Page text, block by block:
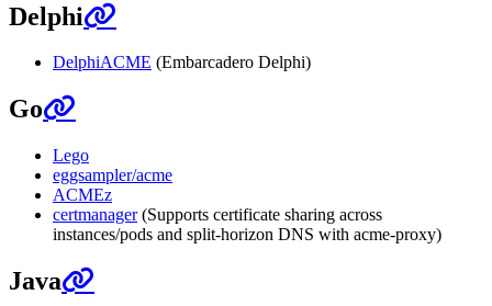
Delphi
DelphiACME (Embarcadero Delphi)
Go
Lego
eggsampler/acme
ACMEz
certmanager(Supports certificate sharing across
instances/pods and split-horizon DNS with acme-proxy)
Java